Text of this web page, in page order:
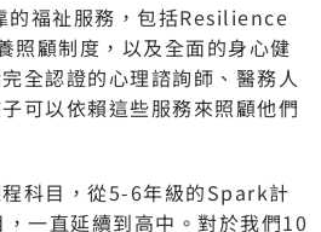
福祉服務，包括Resilience
顧制度，以及全面的身心健
全認證的心理諮詢師、醫務人
可以依賴這些服務來照顧他們
科目，從5-6年級的Spark計
一直延續到高中。對於我們10